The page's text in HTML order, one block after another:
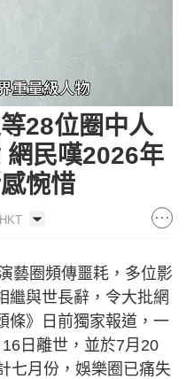
28位圈中人
網民嘆2026年
惋惜
藝圈頻傳噩耗，多位影
繼與世長辭，令大批網
條》日前獨家報道，一
日離世，並於7月20
七月份，娛樂圈已痛失